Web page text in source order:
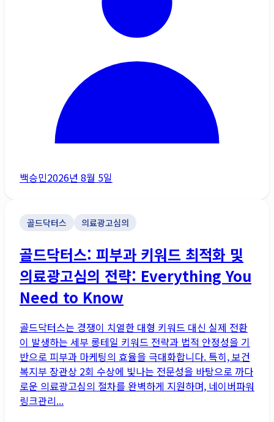
백승민2026년 8월 5일
골드닥터스 의료광고심의
골드닥터스: 피부과 키워드 최적화 및
의료광고심의 전략: Everything You
Need to Know
골드닥터스는 경쟁이 치열한 대형 키워드 대신 실제 전환
이 발생하는 세부 롱테일 키워드 전략과 법적 안정성을 기
반으로 피부과 마케팅의 효율을 극대화합니다. 특히, 보건
복지부 장관상 2회 수상에 빛나는 전문성을 바탕으로 까다
로운 의료광고심의 절차를 완벽하게 지원하며, 네이버파워
링크관리...